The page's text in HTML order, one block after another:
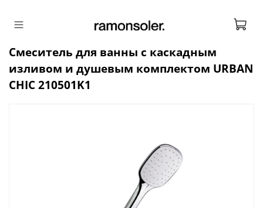
Смеситель для ванны с каскадным
изливом и душевым комплектом URBAN
CHIC 210501K1